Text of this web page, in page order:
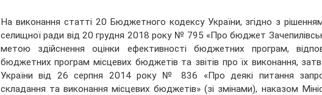
На виконання статті 20 Бюджетного кодексу України, згідно з рішенням
селищної ради від 20 грудня 2018 року № 795 «Про бюджет
метою здійснення оцінки ефективності бюджетних програм,
бюджетних програм місцевих бюджетів та звітів про їх виконання,
України від 26 серпня 2014 року № 836 «Про деякі питання
складання та виконання місцевих бюджетів» (зі змінами), наказом